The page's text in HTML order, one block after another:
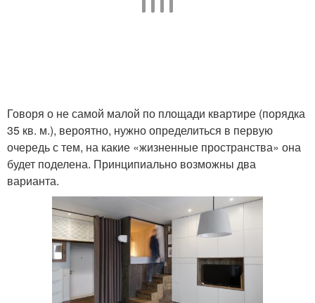
Говоря о не самой малой по площади квартире (порядка
35 кв. м.), вероятно, нужно определиться в первую
очередь с тем, на какие «жизненные пространства» она
будет поделена. Принципиально возможны два
варианта.